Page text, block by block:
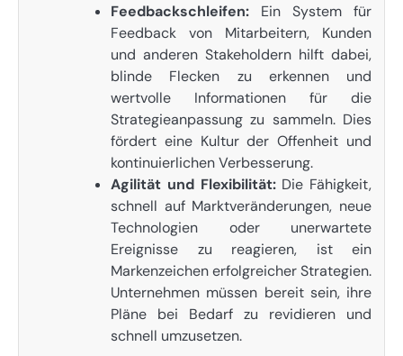
Feedbackschleifen: Ein System für
Feedback von Mitarbeitern, Kunden
und anderen Stakeholdern hilft dabei,
blinde Flecken zu erkennen und
wertvolle Informationen für die
Strategieanpassung zu sammeln. Dies
fördert eine Kultur der Offenheit und
kontinuierlichen Verbesserung.
Agilität und Flexibilität:Die Fähigkeit,
schnell auf Marktveränderungen, neue
Technologien oder unerwartete
Ereignisse zu reagieren, ist ein
Markenzeichen erfolgreicher Strategien.
Unternehmen müssen bereit sein, ihre
Pläne bei Bedarf zu revidieren und
schnell umzusetzen.